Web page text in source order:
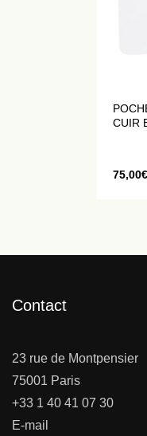
CUIR
75,00€
Contact
23 rue de Montpensier
75001 Paris
+33 1 40 41 07 30
E-mail